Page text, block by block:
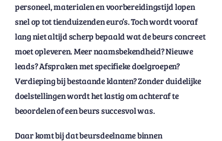
personeel, materialen en voorbereidingstijd lopen
snel op tot tienduizenden euro’s. Toch wordt vooraf
lang niet altijd scherp bepaald wat de beurs concreet
moet opleveren. Meer naamsbekendheid? Nieuwe
leads? Afspraken met specifieke doelgroepen?
Verdieping bij bestaande klanten? Zonder duidelijke
doelstellingen wordt het lastig om achteraf te
beoordelen of een beurs succesvol was.
Daar komt bij dat beursdeelname binnen